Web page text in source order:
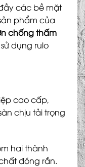
các bề mặt
phẩm của
chống thấm
dụng rulo
cao cấp,
chịu tải trọng
hai thành
đóng rắn.